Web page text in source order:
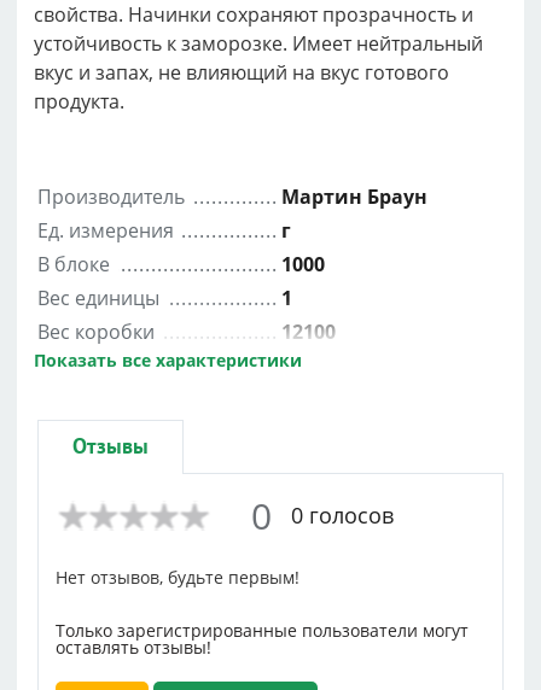
свойства. Начинки сохраняют прозрачность и
устойчивость к заморозке. Имеет нейтральный
вкус и запах, не влияющий на вкус готового
продукта.
Производитель
Мартин Браун
Ед. измерения
г
В блоке
1000
Вес единицы
1
Вес коробки
12100
Объем коробки
0.03388
Высота
0.35
Показать все характеристики
Отзывы
0 0 голосов
Нет отзывов, будьте первым!
Только зарегистрированные пользователи могут
оставлять отзывы!